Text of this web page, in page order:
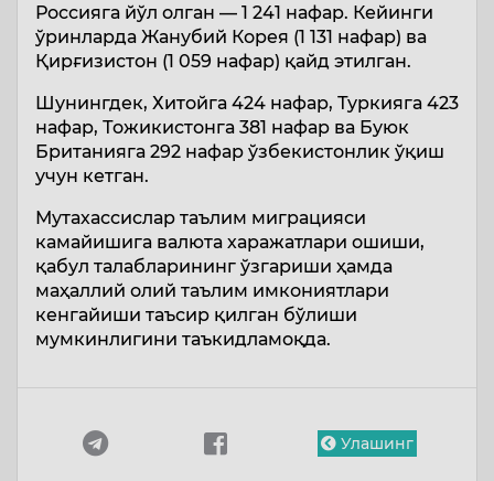
Россияга йўл олган — 1 241 нафар. Кейинги
ўринларда Жанубий Корея (1 131 нафар) ва
Қирғизистон (1 059 нафар) қайд этилган.
Шунингдек, Хитойга 424 нафар, Туркияга 423
нафар, Тожикистонга 381 нафар ва Буюк
Британияга 292 нафар ўзбекистонлик ўқиш
учун кетган.
Мутахассислар таълим миграцияси
камайишига валюта харажатлари ошиши,
қабул талабларининг ўзгариши ҳамда
маҳаллий олий таълим имкониятлари
кенгайиши таъсир қилган бўлиши
мумкинлигини таъкидламоқда.
Улашинг